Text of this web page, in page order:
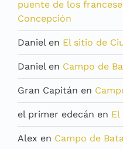
puente de los
Concepción
Danielen El sitio de
Danielen Campo de
Gran Capitán en
el primer edecán en El
Alex en Campo de